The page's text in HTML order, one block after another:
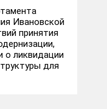
Ивановской
принятия
о ликвидации
для